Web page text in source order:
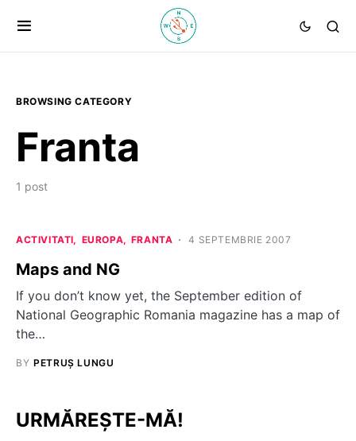
BROWSING CATEGORY
Franta
1 post
ACTIVITATI EUROPA FRANTA 4 SEPTEMBRIE 2007
Maps and NG
If you don’t know yet, the September edition of
National Geographic Romania magazine has a map of
the…
BY PETRUȘ LUNGU
URMĂREȘTE-MĂ!